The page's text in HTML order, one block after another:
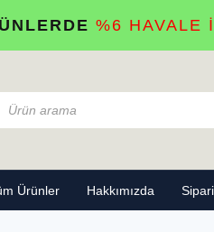
%6 HAVALE
Ürünler Hakkımızda